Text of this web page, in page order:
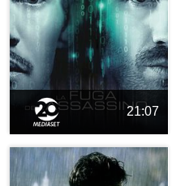
21:07